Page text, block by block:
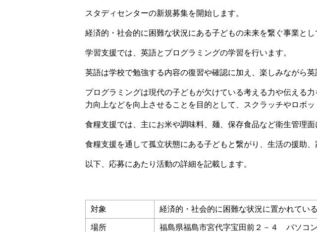
スタディセンターの新規募集を開始します。
経済的・社会的に困難な状況にある子どもの未来を繋ぐ事業とし
学習支援では、英語とプログラミングの学習を行います。
英語は学校で勉強する内容の復習や確認に加え、楽しみながら
プログラミングは現代の子どもが欠けている考える力や伝える
力向上などを向上させることを目的として、スクラッチやロボ
食糧支援では、主にお米や調味料、麺、保存食品など衛生管理面
食糧支援を通して孤立状態にある子どもと繋がり、生活の援助
以下、応募にあたり活動の詳細を記載します。
対象 経済的・社会的に困難な状況に置かれてい
場所 福島県福島市宮代字宝田前２－４ パソコ